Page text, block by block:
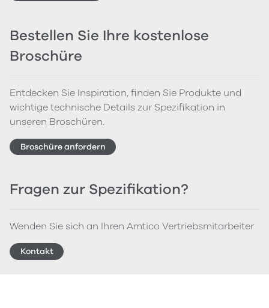
Bestellen Sie Ihre kostenlose
Broschüre
Entdecken Sie Inspiration, finden Sie Produkte und
wichtige technische Details zur Spezifikation in
unseren Broschüren.
Broschüre anfordern
Fragen zur Spezifikation?
Wenden Sie sich an Ihren Amtico Vertriebsmitarbeiter
Kontakt